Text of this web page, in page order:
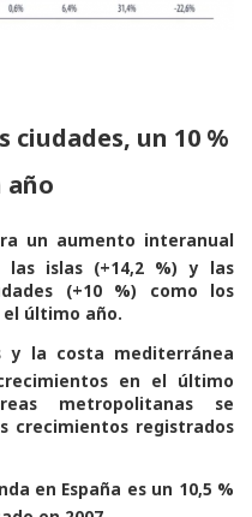
ciudades, un 10 %
año
un aumento interanual
islas (+14,2 %) y las
(+10 %) como los
el último año.
y la costa mediterránea
en el último
metropolitanas se
crecimientos registrados
en España es un 10,5 %